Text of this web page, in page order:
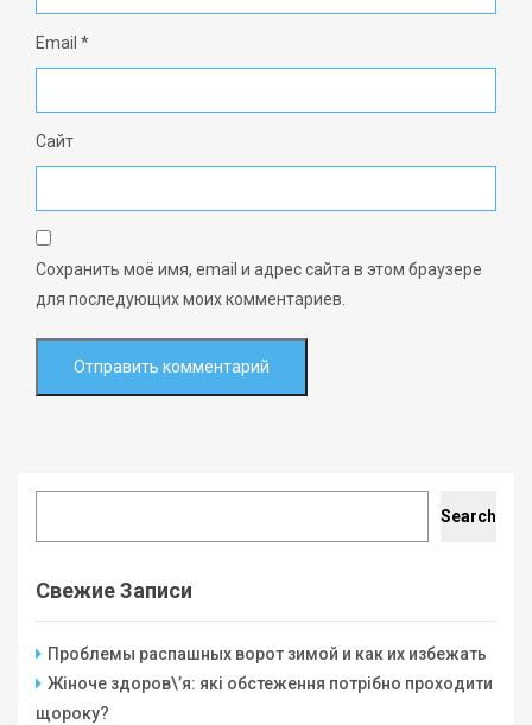
Email *
Сайт
Сохранить моё имя, email и адрес сайта в этом браузере
для последующих моих комментариев.
Search
Свежие Записи
Проблемы распашных ворот зимой и как их избежать
Жіноче здоров\’я: які обстеження потрібно проходити
щороку?